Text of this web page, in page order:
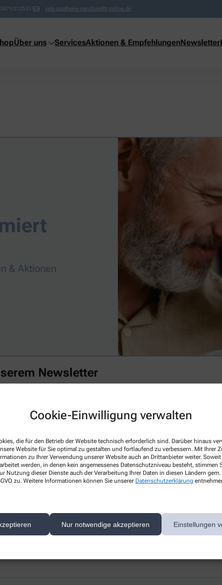
Cookie-Einwilligung verwalten
die für den Betrieb der Website technisch erforderlich sind. Darüber hinaus
Website für Sie optimal zu gestalten und fortlaufend zu verbessern. Mit Ihrer
zu Ihrer Verwendung unserer Website auch an Drittanbieter weiter. Soweit
werden, in denen kein angemessenes Datenschutzniveau besteht, stimmen
Nutzung dieser Dienste auch der Verarbeitung Ihrer Daten in diesen Ländern
zu. Weitere Informationen können Sie unserer Datenschutzerklärung
Nur notwendige akzeptieren Einstellungen
212533 rats-apotheke-parchim@t-online.de
Über uns ServicesAktionen & EmpfehlungenNewsletter
& Aktionen
Newsletter
mit spannenden Themen rund um Ihre Gesundheit begeistern.
unserem Newsletter.
Aktuelle
Gesundheitsthemen
Erfahren Sie mehr über aktuelle
Themen rund um Ihre Gesundheit.
Sie sich Ihren 10% Gutschein* für unsere Apotheke